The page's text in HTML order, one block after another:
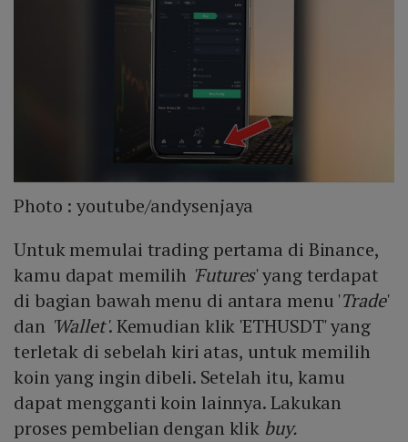
Photo :youtube/andysenjaya
Untuk memulai trading pertama di Binance,
kamu dapat memilih 'Futures' yang terdapat
di bagian bawah menu di antara menu 'Trade'
dan 'Wallet'. Kemudian klik 'ETHUSDT' yang
terletak di sebelah kiri atas, untuk memilih
koin yang ingin dibeli. Setelah itu, kamu
dapat mengganti koin lainnya. Lakukan
proses pembelian dengan klik buy.